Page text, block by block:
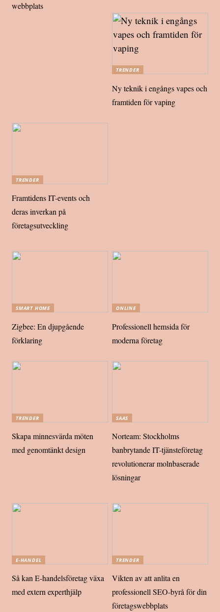
webbplats
TRENDER
Ny teknik i engångs vapes och
framtiden för vaping
TRENDER
Framtidens IT-events och
deras inverkan på
företagsutveckling
SMART HOME
Zigbee: En djupgående
förklaring
ONLINE
Professionell hemsida för
moderna företag
TRENDER
Skapa minnesvärda möten
med genomtänkt design
SAAS
Norteam: Stockholms
banbrytande IT-tjänsteföretag
revolutionerar molnbaserade
lösningar
E-HANDEL
Så kan E-handelsföretag växa
med extern experthjälp
TRENDER
Vikten av att anlita en
professionell SEO-byrå för din
företagswebbplats